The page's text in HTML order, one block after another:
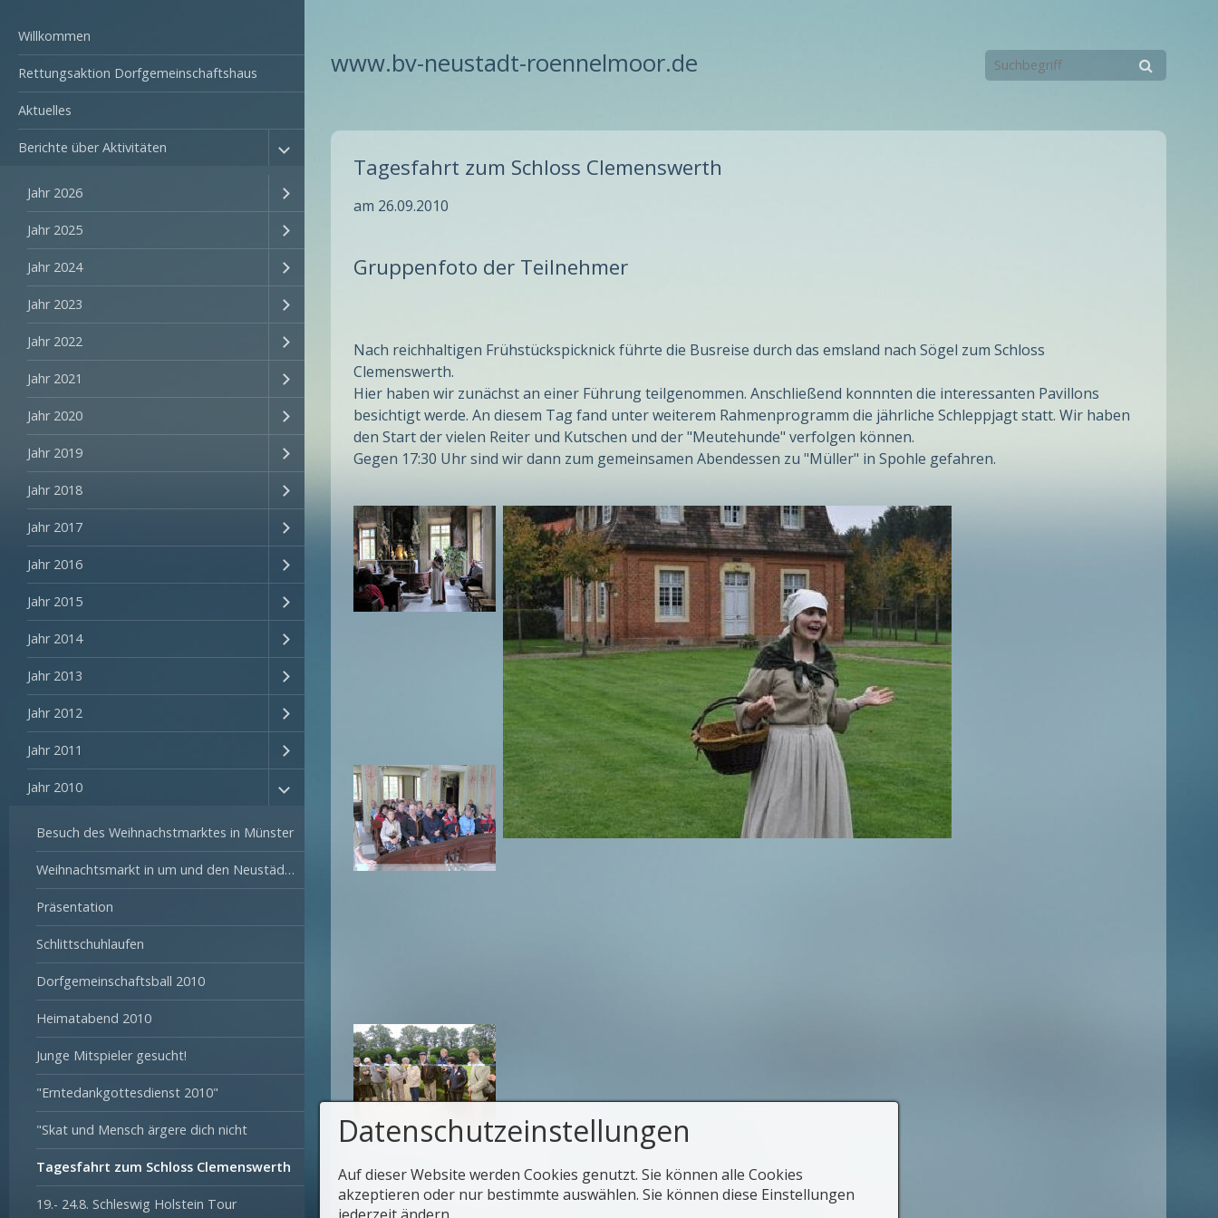
Willkommen
Rettungsaktion Dorfgemeinschaftshaus
Aktuelles
Berichte über Aktivitäten
Jahr 2026
Jahr 2025
Jahr 2024
Jahr 2023
Jahr 2022
Jahr 2021
Jahr 2020
Jahr 2019
Jahr 2018
Jahr 2017
Jahr 2016
Jahr 2015
Jahr 2014
Jahr 2013
Jahr 2012
Jahr 2011
Jahr 2010
Besuch des Weihnachstmarktes in Münster
Weihnachtsmarkt in um und den Neustädter-Hof
Präsentation
Schlittschuhlaufen
Dorfgemeinschaftsball 2010
Heimatabend 2010
Junge Mitspieler gesucht!
"Erntedankgottesdienst 2010"
"Skat und Mensch ärgere dich nicht
Tagesfahrt zum Schloss Clemenswerth
19.- 24.8. Schleswig Holstein Tour
www.bv-neustadt-roennelmoor.de
Tagesfahrt zum Schloss Clemenswerth
am 26.09.2010
Gruppenfoto der Teilnehmer
Nach reichhaltigen Frühstückspicknick führte die Busreise durch das emsland nach Sögel zum Schloss
Clemenswerth.
Hier haben wir zunächst an einer Führung teilgenommen. Anschließend konnnten die interessanten Pavillons
besichtigt werde. An diesem Tag fand unter weiterem Rahmenprogramm die jährliche Schleppjagt statt. Wir haben
den Start der vielen Reiter und Kutschen und der "Meutehunde" verfolgen können.
Gegen 17:30 Uhr sind wir dann zum gemeinsamen Abendessen zu "Müller" in Spohle gefahren.
weitere Bilder des Ausfluges
zurück zur Übersicht
Datenschutzeinstellungen
Auf dieser Website werden Cookies genutzt. Sie können alle Cookies
akzeptieren oder nur bestimmte auswählen. Sie können diese Einstellungen